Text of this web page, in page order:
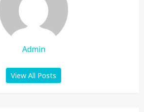
Admin
View All Posts